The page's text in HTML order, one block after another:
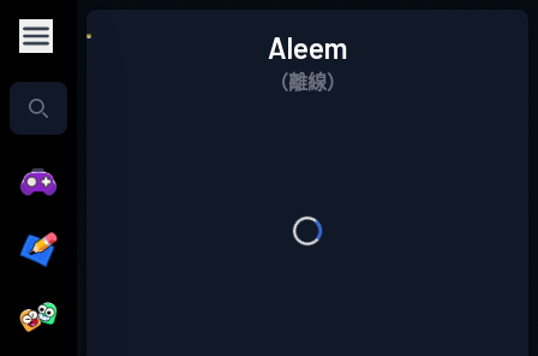
Aleem
（離線）